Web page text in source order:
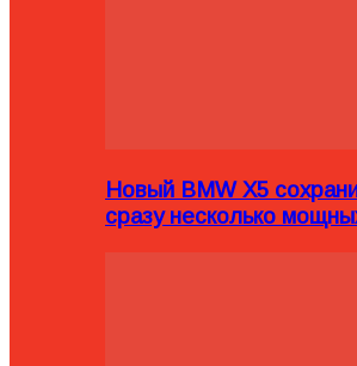
Новый BMW X5
сразу несколько